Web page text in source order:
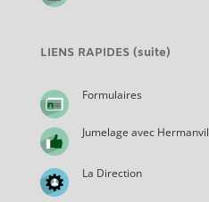
LIENS RAPIDES (suite)
Formulaires
Jumelage avec
La Direction